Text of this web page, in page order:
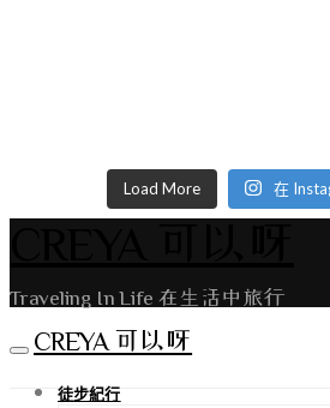
Load More 在
Traveling In Life 在生活中旅行
CREYA 可以呀
徒步紀行